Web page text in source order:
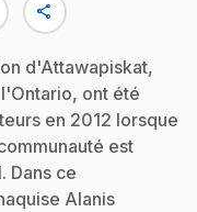
share
d'Attawapiskat,
ont été
en 2012 lorsque
est
Dans ce
Alanis